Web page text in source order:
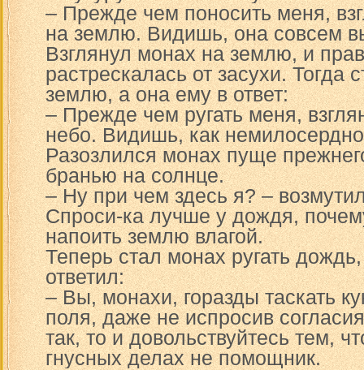
– Прежде чем поносить меня,
на землю. Видишь, она совсем
Взглянул монах на землю, и
растрескалась от засухи. Тогда
землю, а она ему в ответ:
– Прежде чем ругать меня,
небо. Видишь, как
Разозлился монах пуще
бранью на солнце.
– Ну при чем здесь я? –
Спроси-ка лучше у дождя,
напоить землю влагой.
Теперь стал монах ругать
ответил:
– Вы, монахи, горазды таскать
поля, даже не испросив
так, то и довольствуйтесь тем,
гнусных делах не помощник.